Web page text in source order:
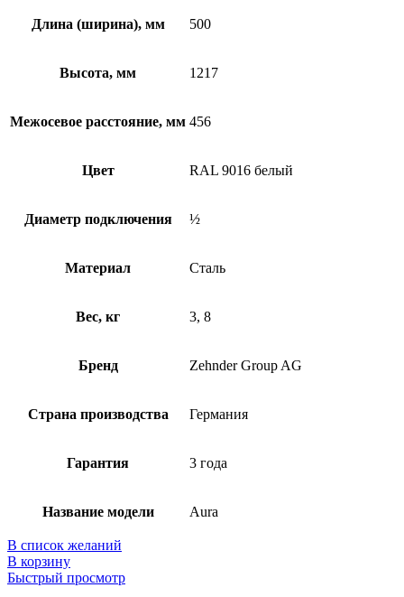
Длина (ширина), мм 500
Высота, мм 1217
Межосевое расстояние, мм 456
Цвет RAL 9016 белый
Диаметр подключения ½
Материал Сталь
Вес, кг 3, 8
Бренд Zehnder Group AG
Страна производства Германия
Гарантия 3 года
Название модели Aura
В список желаний
В корзину
Быстрый просмотр